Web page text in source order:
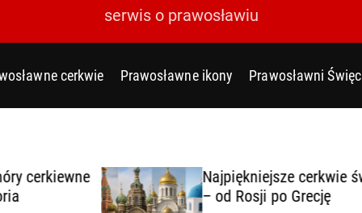
serwis o prawosławiu
cerkwie Prawosławne ikony Prawosławni
Najpiękniejsze cerkwie świata
– od Rosji po Grecję